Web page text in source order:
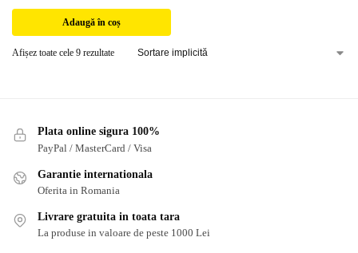
Adaugă în coș
Afișez toate cele 9 rezultate
Plata online sigura 100%
PayPal / MasterCard / Visa
Garantie internationala
Oferita in Romania
Livrare gratuita in toata tara
La produse in valoare de peste 1000 Lei